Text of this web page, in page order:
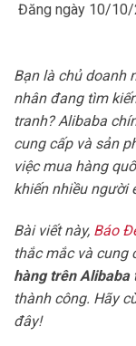
Đăng ngày 10/10/
Bạn là chủ doanh
nhân đang tìm
tranh? Alibaba
cung cấp và sản
việc mua hàng
khiến nhiều người
Bài viết này, Báo
thắc mắc và cung
hàng trên Alibaba
thành công. Hãy
đây!